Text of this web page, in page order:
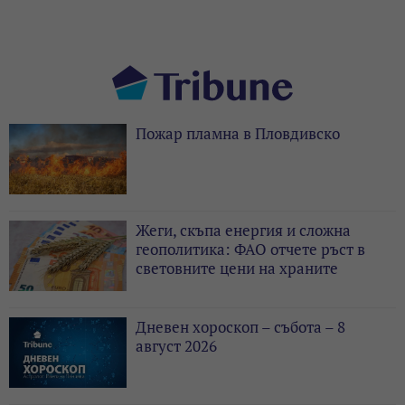
Пожар пламна в Пловдивско
Жеги, скъпа енергия и сложна
геополитика: ФАО отчете ръст в
световните цени на храните
Дневен хороскоп – събота – 8
август 2026